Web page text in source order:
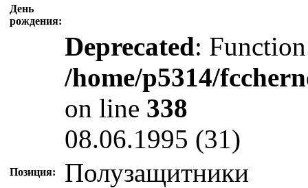
День
рождения:
Deprecated:
/home/p5314/
on line 338
08.06.1995 (31)
Позиция: Полузащитники